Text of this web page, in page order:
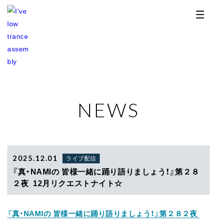
TOP
RELEASE
PROFILE
NEWS
2025.12.01 ライブ配信
『真・NAMIの 皆様一緒に踊り語りましょう！』第２８
２夜 12月リクエストナイト☆
『真・NAMIの 皆様一緒に踊り語りましょう！』第２８２夜